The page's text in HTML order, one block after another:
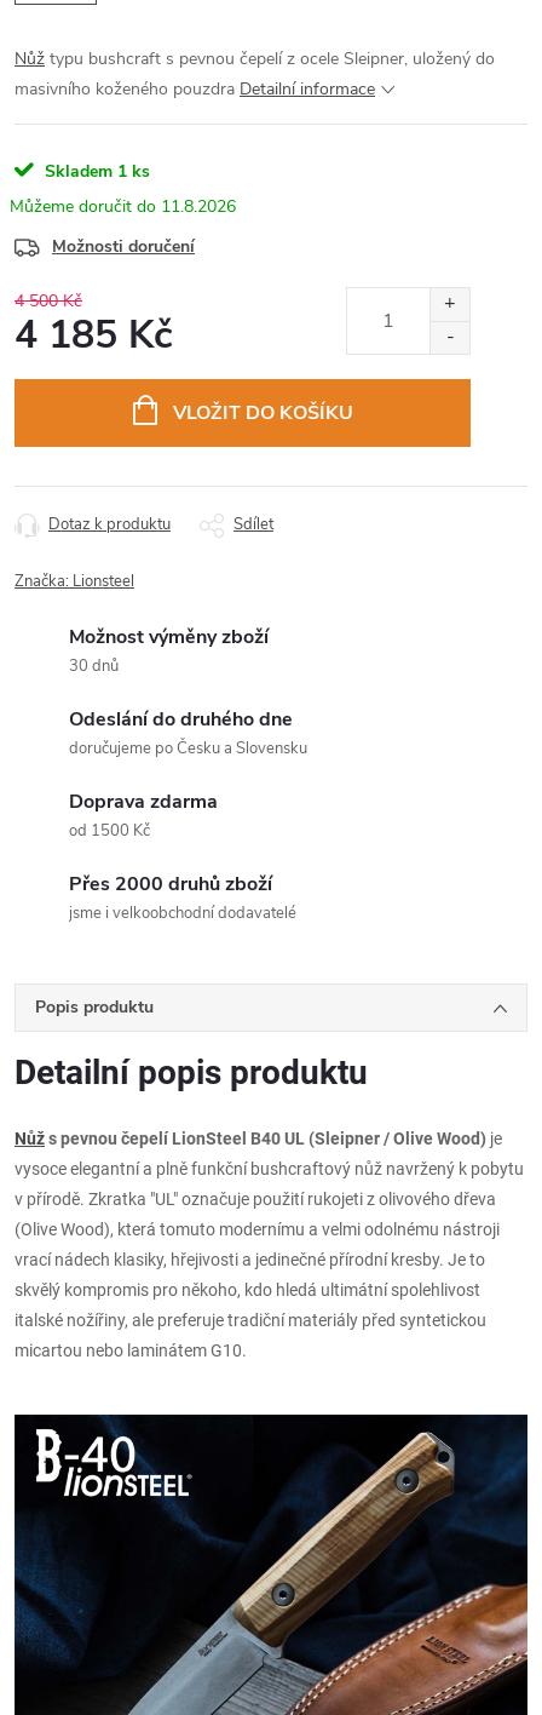
Nůž typu bushcraft s pevnou čepelí z ocele Sleipner, uložený do
masivního koženého pouzdra Detailní informace
Skladem 1 ks
11.8.2026
Možnosti doručení
4 500 Kč
4 185 Kč
VLOŽIT DO KOŠÍKU
Dotaz k produktu Sdílet
Značka: Lionsteel
Možnost výměny zboží
30 dnů
Odeslání do druhého dne
doručujeme po Česku a Slovensku
Doprava zdarma
od 1500 Kč
Přes 2000 druhů zboží
jsme i velkoobchodní dodavatelé
Popis produktu
Detailní popis produktu
Nůžs pevnou čepelí LionSteel B40 UL (Sleipner / Olive Wood) je
vysoce elegantní a plně funkční bushcraftový nůž navržený k pobytu
v přírodě. Zkratka "UL" označuje použití rukojeti z olivového dřeva
(Olive Wood), která tomuto modernímu a velmi odolnému nástroji
vrací nádech klasiky, hřejivosti a jedinečné přírodní kresby. Je to
skvělý kompromis pro někoho, kdo hledá ultimátní spolehlivost
italské nožířiny, ale preferuje tradiční materiály před syntetickou
micartou nebo laminátem G10.